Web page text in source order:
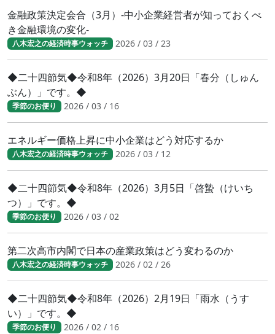
金融政策決定会合（3月）-中小企業経営者が知っておくべ
き金融環境の変化-
八木宏之の経済時事ウォッチ 2026 / 03 / 23
◆二十四節気◆令和8年（2026）3月20日「春分（しゅん
ぶん）」です。◆
季節のお便り 2026 / 03 / 16
エネルギー価格上昇に中小企業はどう対応するか
八木宏之の経済時事ウォッチ 2026 / 03 / 12
◆二十四節気◆令和8年（2026）3月5日「啓蟄（けいち
つ）」です。◆
季節のお便り 2026 / 03 / 02
第二次高市内閣で日本の産業政策はどう変わるのか
八木宏之の経済時事ウォッチ 2026 / 02 / 26
◆二十四節気◆令和8年（2026）2月19日「雨水（うす
い）」です。◆
季節のお便り 2026 / 02 / 16